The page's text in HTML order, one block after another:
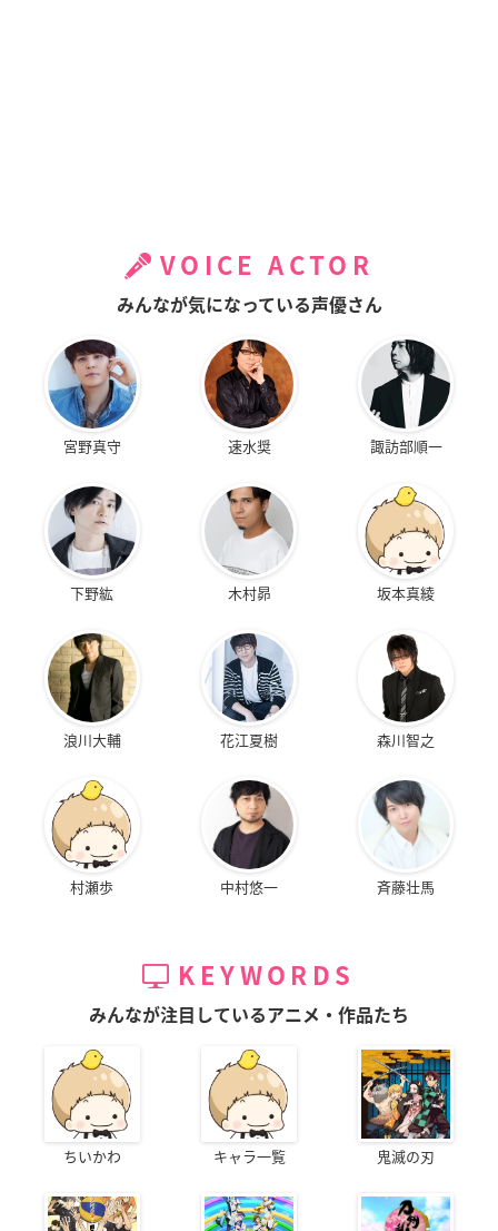
VOICE ACTOR
みんなが気になっている声優さん
宮野真守 速水奨 諏訪部順一
下野紘 木村昴 坂本真綾
浪川大輔 花江夏樹 森川智之
村瀬歩 中村悠一 斉藤壮馬
KEYWORDS
みんなが注目しているアニメ・作品たち
ちいかわ キャラ一覧 鬼滅の刃